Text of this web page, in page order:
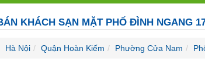
KHÁCH SẠN MẶT PHỐ ĐÌNH NGANG
Hà Nội Quận Hoàn Kiếm Phường Cửa Nam